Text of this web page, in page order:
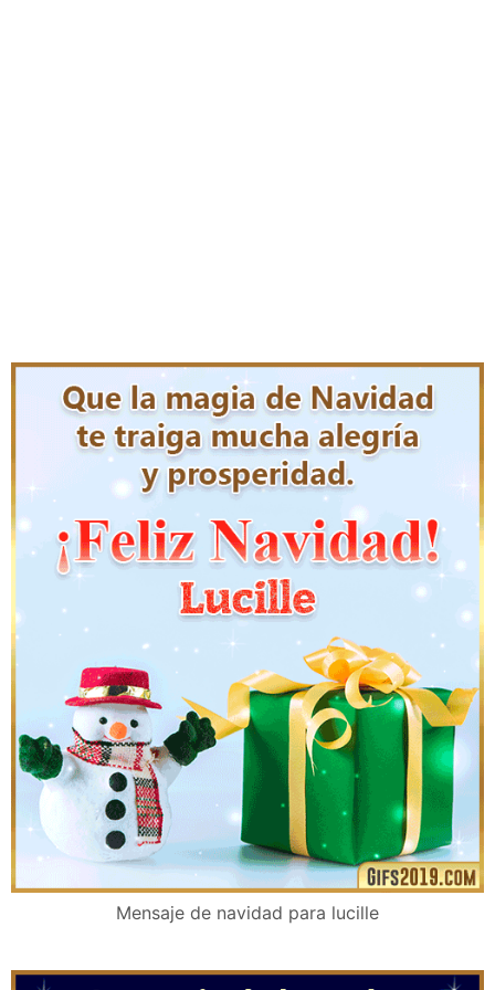
Mensaje de navidad para lucille